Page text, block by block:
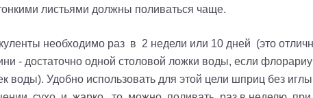
листьями должны поливаться чаще.
необходимо раз в 2 недели или 10 дней (это
- достаточно одной столовой ложки воды, если
воды). Удобно использовать для этой цели шприц без